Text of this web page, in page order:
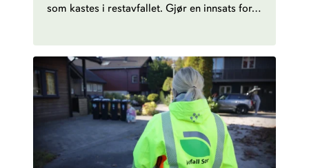
som kastes i restavfallet. Gjør en innsats for…